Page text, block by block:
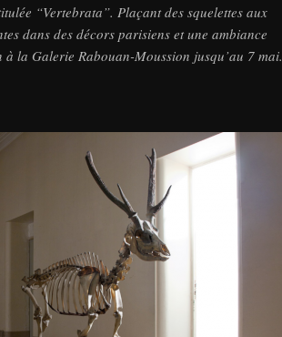
“Vertebrata”. Plaçant des squelettes aux
dans des décors parisiens et une ambiance
à la Galerie Rabouan-Moussion jusqu’au 7 mai.